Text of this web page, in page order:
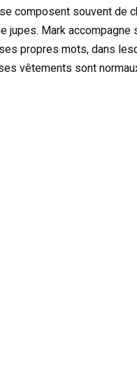
composent souvent de
jupes. Mark
propres mots, dans
vêtements sont